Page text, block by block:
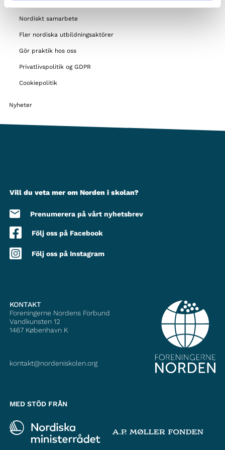
Stödmöjligheter
Nordiskt samarbete
Fler nordiska utbildningsaktörer
Gör praktik hos oss
Privatlivspolitik og GDPR
Cookiepolitik
Nyheter
Vill du veta mer om Norden i skolan?
Prenumerera på vårt nyhetsbrev
Följ oss på Facebook
Följ oss på Instagram
KONTAKT
Foreningerne Nordens Forbund
Vandkunsten 12
1467 København K
kontakt@nordeniskolen.org
MED STÖD FRÅN